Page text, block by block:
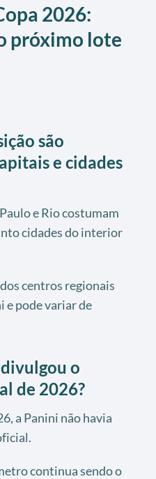
2026:
próximo lote
são
e cidades
e Rio costumam
cidades do interior
centros regionais
e pode variar de
o
de 2026?
a Panini não havia
continua sendo o